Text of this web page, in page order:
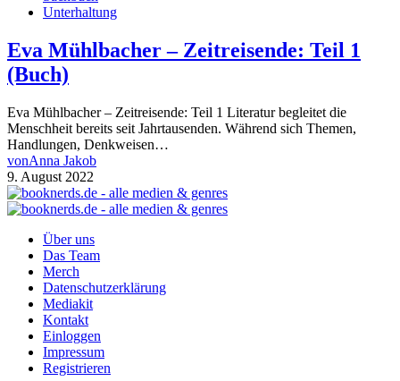
Unterhaltung
Eva Mühlbacher – Zeitreisende: Teil 1
(Buch)
Eva Mühlbacher – Zeitreisende: Teil 1 Literatur begleitet die
Menschheit bereits seit Jahrtausenden. Während sich Themen,
Handlungen, Denkweisen…
vonAnna Jakob
9. August 2022
Über uns
Das Team
Merch
Datenschutzerklärung
Mediakit
Kontakt
Einloggen
Impressum
Registrieren